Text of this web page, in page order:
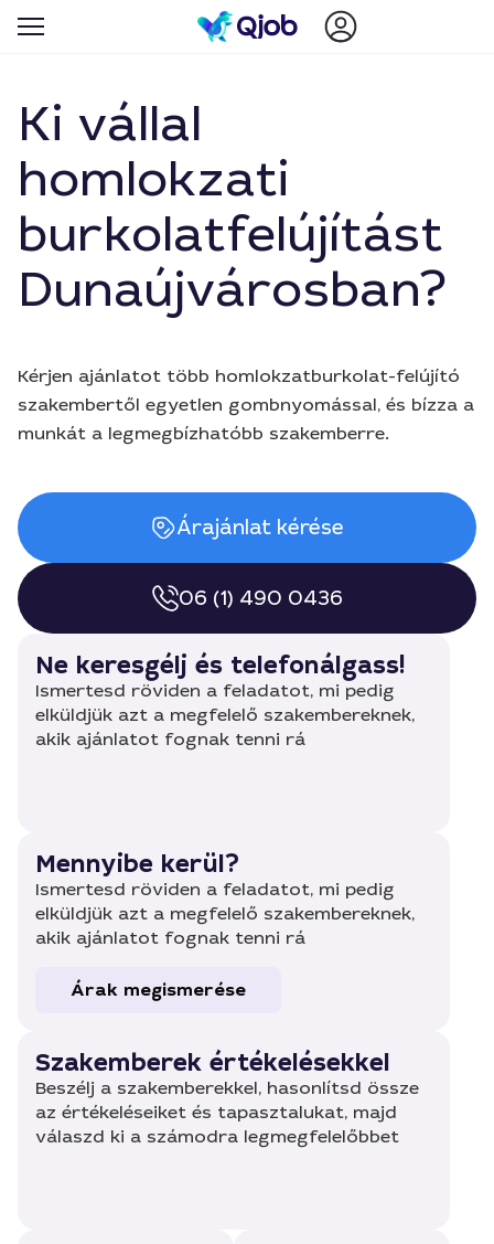
Ki vállal
homlokzati
burkolatfelújítást
Dunaújvárosban?
Kérjen ajánlatot több homlokzatburkolat-felújító
szakembertől egyetlen gombnyomással, és bízza a
munkát a legmegbízhatóbb szakemberre.
Árajánlat kérése
06 (1) 490 0436
Ne keresgélj és telefonálgass!
Ismertesd röviden a feladatot, mi pedig
elküldjük azt a megfelelő szakembereknek,
akik ajánlatot fognak tenni rá
Mennyibe kerül?
Ismertesd röviden a feladatot, mi pedig
elküldjük azt a megfelelő szakembereknek,
akik ajánlatot fognak tenni rá
Árak megismerése
Szakemberek értékelésekkel
Beszélj a szakemberekkel, hasonlítsd össze
az értékeléseiket és tapasztalukat, majd
válaszd ki a számodra legmegfelelőbbet